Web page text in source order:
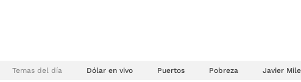
Temas del día Dólar en vivo Puertos Pobreza Javier